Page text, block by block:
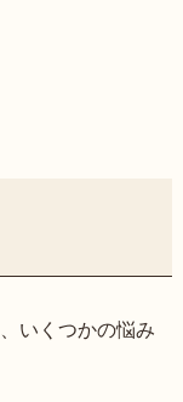
いくつかの悩み